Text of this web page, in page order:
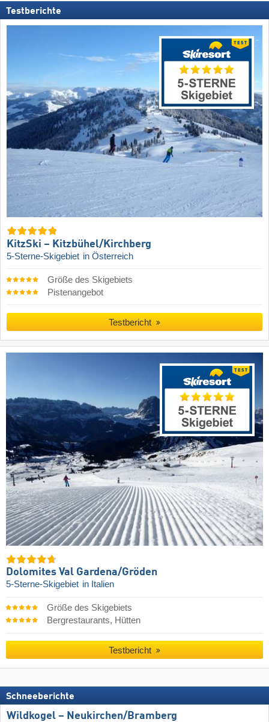
Testberichte
KitzSki – Kitzbühel/​Kirchberg
5-Sterne-Skigebiet in Österreich
Größe des Skigebiets
Pistenangebot
Testbericht
Dolomites Val Gardena/​Gröden
5-Sterne-Skigebiet in Italien
Größe des Skigebiets
Bergrestaurants, Hütten
Testbericht
Schneeberichte
Wildkogel – Neukirchen/​Bramberg